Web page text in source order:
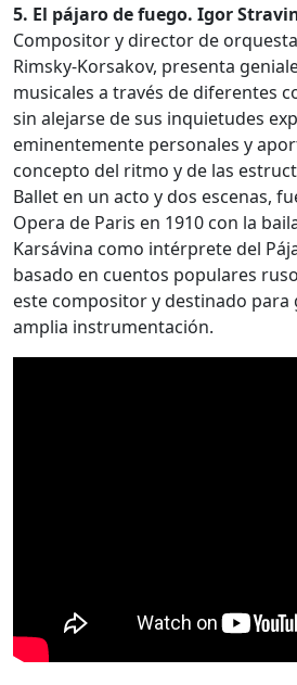
5. El pájaro de fuego. Igor
Compositor y director de
Rimsky-Korsakov, presenta
musicales a través de diferentes
sin alejarse de sus inquietudes
eminentemente personales y
concepto del ritmo y de las
Ballet en un acto y dos escenas,
Opera de Paris en 1910 con la
Karsávina como intérprete del
basado en cuentos populares
este compositor y destinado
amplia instrumentación.